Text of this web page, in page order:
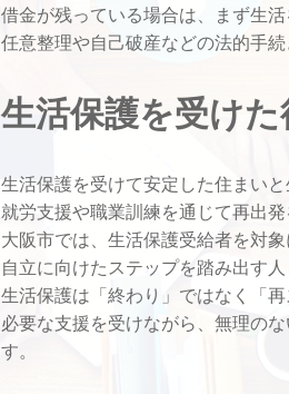
借金が残っている場合は、まず生活
任意整理や自己破産などの法的手
生活保護を受け
生活保護を受けて安定した住まいと
就労支援や職業訓練を通じて再出発
大阪市では、生活保護受給者を対
自立に向けたステップを踏み出す人
生活保護は「終わり」ではなく「
必要な支援を受けながら、無理の
す。